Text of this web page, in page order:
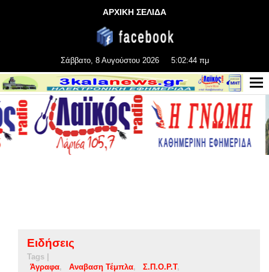
ΑΡΧΙΚΗ ΣΕΛΙΔΑ
Σάββατο, 8 Αυγούστου 2026 5:02:45 πμ
Ειδήσεις
Tags |
Άγραφα
Αναβαση Τέμπλα
Σ.Π.Ο.Ρ.Τ